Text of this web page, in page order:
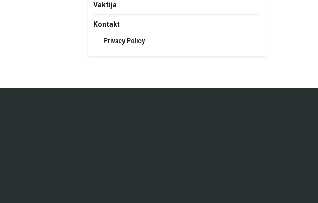
Vaktija
Kontakt
Privacy Policy